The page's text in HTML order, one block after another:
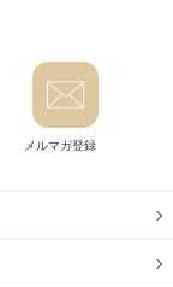
メルマガ登録